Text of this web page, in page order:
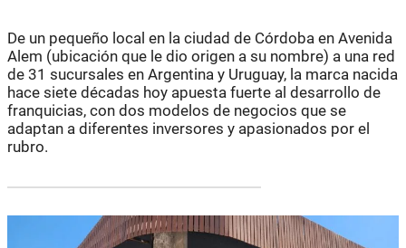
De un pequeño local en la ciudad de Córdoba en Avenida
Alem (ubicación que le dio origen a su nombre) a una red
de 31 sucursales en Argentina y Uruguay, la marca nacida
hace siete décadas hoy apuesta fuerte al desarrollo de
franquicias, con dos modelos de negocios que se
adaptan a diferentes inversores y apasionados por el
rubro.